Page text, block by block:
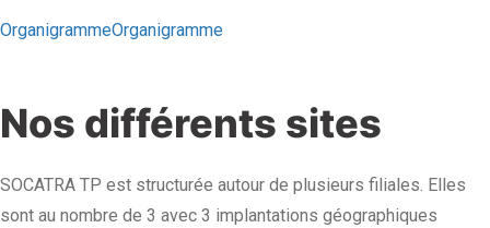
OrganigrammeOrganigramme
Nos différents sites
SOCATRA TP est structurée autour de plusieurs filiales. Elles
sont au nombre de 3 avec 3 implantations géographiques